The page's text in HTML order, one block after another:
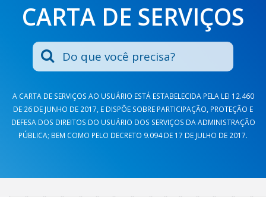
CARTA DE SERVIÇOS
A CARTA DE SERVIÇOS AO USUÁRIO ESTÁ ESTABELECIDA PELA LEI 12.460
DE 26 DE JUNHO DE 2017, E DISPÕE SOBRE PARTICIPAÇÃO, PROTEÇÃO E
DEFESA DOS DIREITOS DO USUÁRIO DOS SERVIÇOS DA ADMINISTRAÇÃO
PÚBLICA; BEM COMO PELO DECRETO 9.094 DE 17 DE JULHO DE 2017.